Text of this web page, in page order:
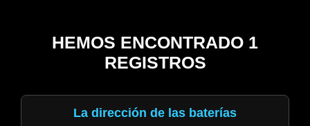
HEMOS ENCONTRADO 1
REGISTROS
La dirección de las baterías